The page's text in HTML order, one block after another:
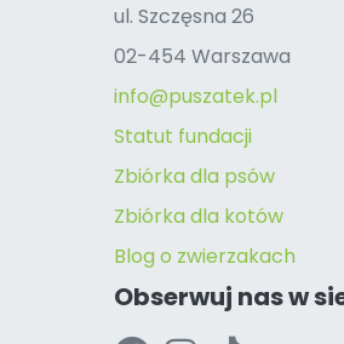
ul. Szczęsna 26
02-454 Warszawa
info@puszatek.pl
Statut fundacji
Zbiórka dla psów
Zbiórka dla kotów
Blog o zwierzakach
Obserwuj nas w